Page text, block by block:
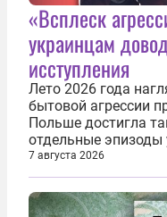
«Всплеск
украинцам
исступления
Лето 2026 года
бытовой агрессии
Польше достигла
отдельные
случайными.
буквально теряют
украинским
по-своему...
7 августа 2026